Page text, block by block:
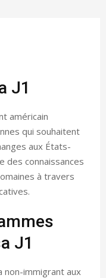
J1
américain
qui souhaitent
aux États-
des connaissances
à travers
J1
non-immigrant aux